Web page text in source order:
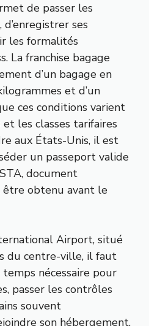
de passer les
ses
les formalités
La franchise bagage
d’un bagage en
et d’un
ces conditions varient
les classes tarifaires
aux États-Unis, il est
un passeport valide
document
obtenu avant le
Airport, situé
du centre-ville, il faut
nécessaire pour
passer les contrôles
souvent
son hébergement.